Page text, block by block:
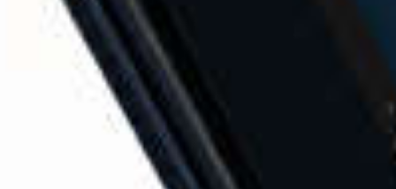
een van de
en lichtste